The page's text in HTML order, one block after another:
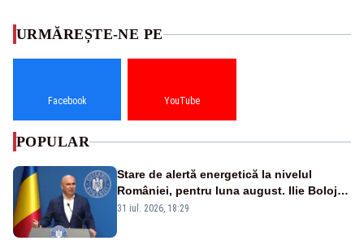
URMĂREȘTE-NE PE
Facebook YouTube
POPULAR
Stare de alertă energetică la nivelul
României, pentru luna august. Ilie Bolojan
a anunțat importuri și posibile restricții –
31 iul. 2026, 18:29